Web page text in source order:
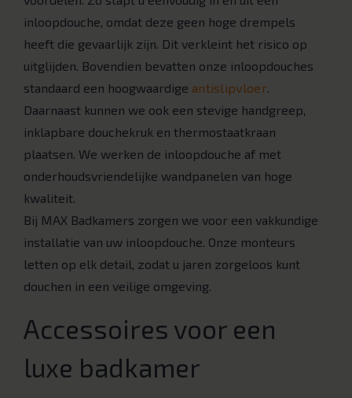
inloopdouche, omdat deze geen hoge drempels
heeft die gevaarlijk zijn. Dit verkleint het risico op
uitglijden. Bovendien bevatten onze inloopdouches
standaard een hoogwaardige antislipvloer.
Daarnaast kunnen we ook een stevige handgreep,
inklapbare douchekruk en thermostaatkraan
plaatsen. We werken de inloopdouche af met
onderhoudsvriendelijke wandpanelen van hoge
kwaliteit.
Bij MAX Badkamers zorgen we voor een vakkundige
installatie van uw inloopdouche. Onze monteurs
letten op elk detail, zodat u jaren zorgeloos kunt
douchen in een veilige omgeving.
Accessoires voor een
luxe badkamer